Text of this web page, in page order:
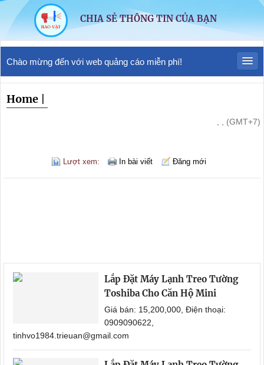
CHIA SẺ THÔNG TIN CỦA BẠN
Chào mừng đến với web quảng cáo miễn phí!
Home
, , (GMT+7)
Lượt xem: In bài viết Đăng mới
Lắp Đặt Máy Lạnh Treo Tường
Toshiba Cho Căn Hộ Mini
Giá bán: 15,200,000, Điện thoại:
0909090622,
tinhvo1984.trieuan@gmail.com